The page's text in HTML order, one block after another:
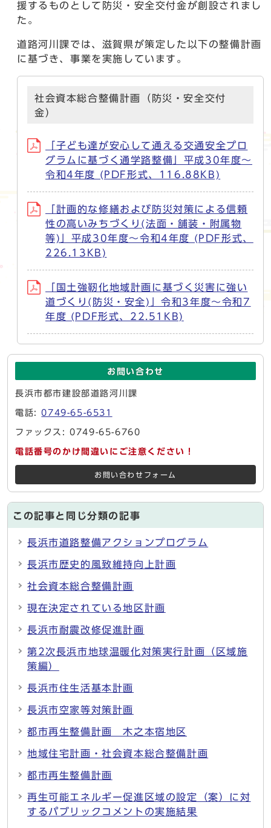
援するものとして防災・安全交付金が創設されまし
た。
道路河川課では、滋賀県が策定した以下の整備計画
に基づき、事業を実施しています。
社会資本総合整備計画（防災・安全交付
金）
「子ども達が安心して通える交通安全プロ
グラムに基づく通学路整備」平成30年度～
令和4年度 (PDF形式、116.88KB)
「計画的な修繕および防災対策による信頼
性の高いみちづくり(法面・舗装・附属物
等)」平成30年度～令和4年度 (PDF形式、
226.13KB)
「国土強靭化地域計画に基づく災害に強い
道づくり(防災・安全)」令和3年度～令和7
年度 (PDF形式、22.51KB)
お問い合わせ
長浜市都市建設部道路河川課
電話:0749-65-6531
ファックス: 0749-65-6760
電話番号のかけ間違いにご注意ください！
お問い合わせフォーム
この記事と同じ分類の記事
長浜市道路整備アクションプログラム
長浜市歴史的風致維持向上計画
社会資本総合整備計画
現在決定されている地区計画
長浜市耐震改修促進計画
第2次長浜市地球温暖化対策実行計画（区域施
策編）
長浜市住生活基本計画
長浜市空家等対策計画
都市再生整備計画 木之本宿地区
地域住宅計画・社会資本総合整備計画
都市再生整備計画
再生可能エネルギー促進区域の設定（案）に対
するパブリックコメントの実施結果